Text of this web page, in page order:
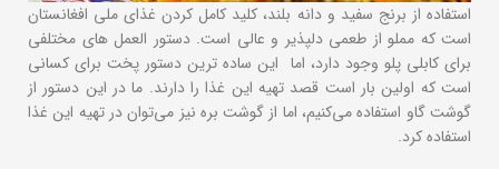
استفاده از برنج سفید و دانه بلند، کلید کامل کردن غذای ملی افغانستان
است که مملو از طعمی دلپذیر و عالی است. دستور العمل های مختلفی
برای کابلی پلو وجود دارد، اما این ساده ترین دستور پخت برای کسانی
است که اولین بار است قصد تهیه این غذا را دارند. ما در این دستور از
گوشت گاو استفاده می‌کنیم، اما از گوشت بره نیز می‌توان در تهیه این غذا
استفاده کرد.